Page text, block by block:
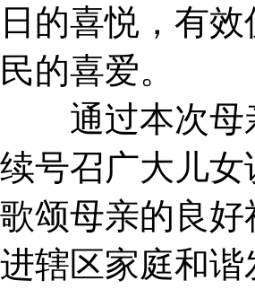
日的喜悦，有
民的喜爱。
通过本次母亲
续号召广大儿
歌颂母亲的良
进辖区家庭和谐